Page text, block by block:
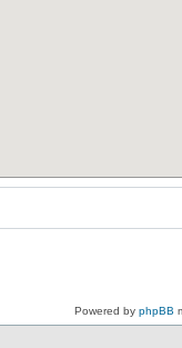
Powered by phpBB